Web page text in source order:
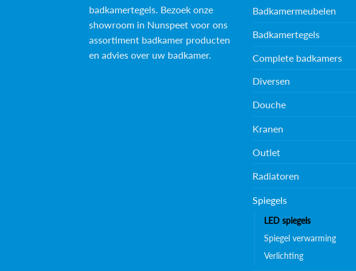
badkamertegels. Bezoek onze
showroom in Nunspeet voor ons
assortiment badkamer producten
en advies over uw badkamer.
Badkamermeubelen
Badkamertegels
Complete badkamers
Diversen
Douche
Kranen
Outlet
Radiatoren
Spiegels
LED spiegels
Spiegel verwarming
Verlichting